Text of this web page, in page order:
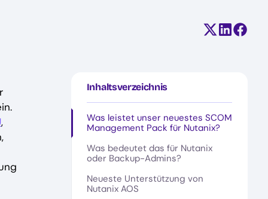
Teilen auf
AufAuf
,
Inhaltsverzeichnis
Was leistet unser neuestes SCOM
Management Pack für Nutanix?
Was bedeutet das für Nutanix
oder Backup-Admins?
Neueste Unterstützung von
Nutanix AOS